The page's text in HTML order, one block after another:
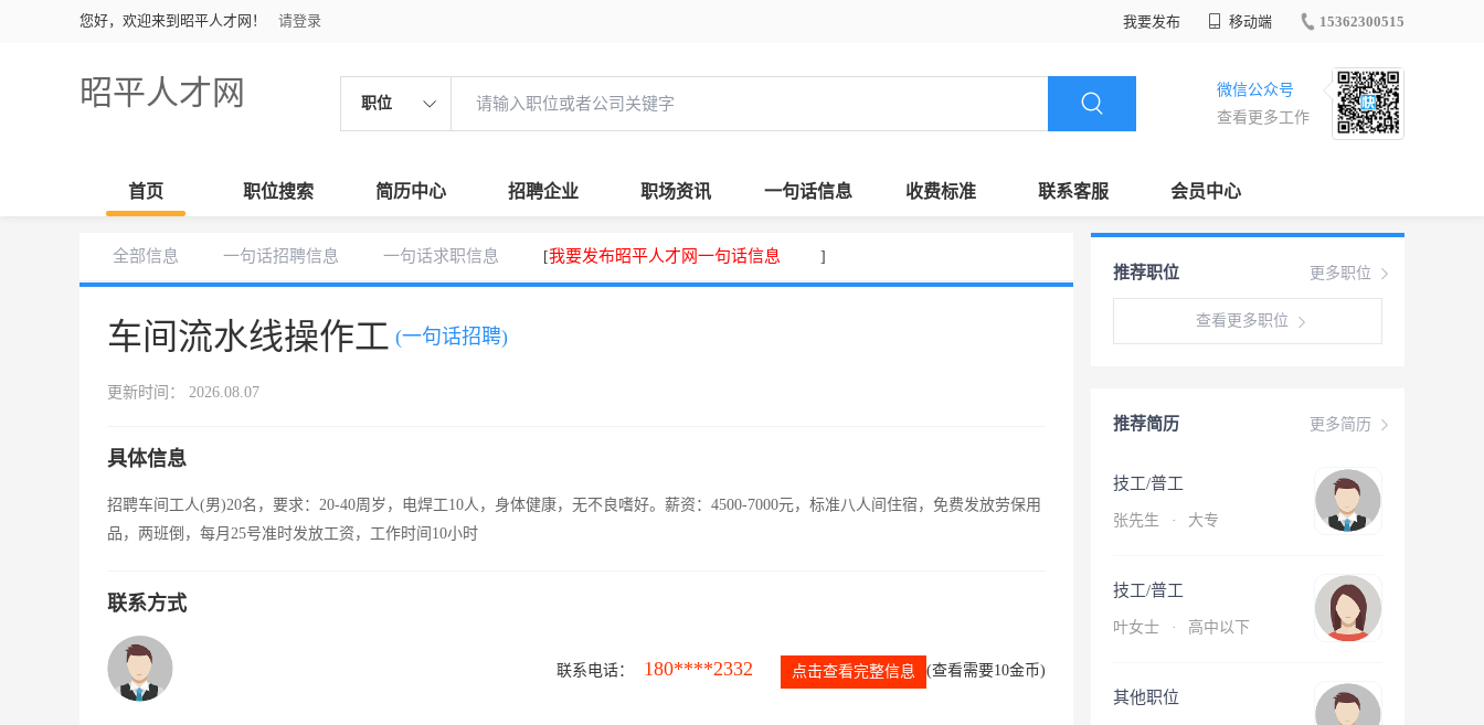
您好，欢迎来到昭平人才网！ 请登录 我要发布 移动端 15362300515
昭平人才网 职位
微信公众号
查看更多工作
首页 职位搜索 简历中心 招聘企业 职场资讯 一句话信息 收费标准 联系客服 会员中心
全部信息 一句话招聘信息 一句话求职信息 [我要发布昭平人才网一句话信息 ]
车间流水线操作工 (一句话招聘)
更新时间： 2026.08.07
具体信息
招聘车间工人(男)20名，要求：20-40周岁，电焊工10人，身体健康，无不良嗜好。薪资：4500-7000元，标准八人间住宿，免费发放劳保用
品，两班倒，每月25号准时发放工资，工作时间10小时
联系方式
联系电话： 180****2332 点击查看完整信息 (查看需要10金币)
更多职位
推荐职位
查看更多职位
更多简历
推荐简历
技工/普工
张先生 · 大专
技工/普工
叶女士 · 高中以下
其他职位